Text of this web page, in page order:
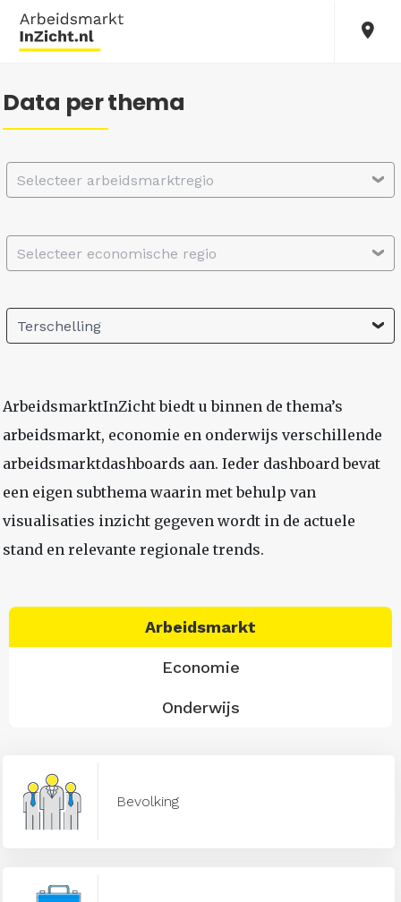
Data per thema
Selecteer arbeidsmarktregio
Selecteer economische regio
Terschelling
ArbeidsmarktInZicht biedt u binnen de thema’s
arbeidsmarkt, economie en onderwijs verschillende
arbeidsmarktdashboards aan. Ieder dashboard bevat
een eigen subthema waarin met behulp van
visualisaties inzicht gegeven wordt in de actuele
stand en relevante regionale trends.
Arbeidsmarkt
Economie
Onderwijs
Bevolking